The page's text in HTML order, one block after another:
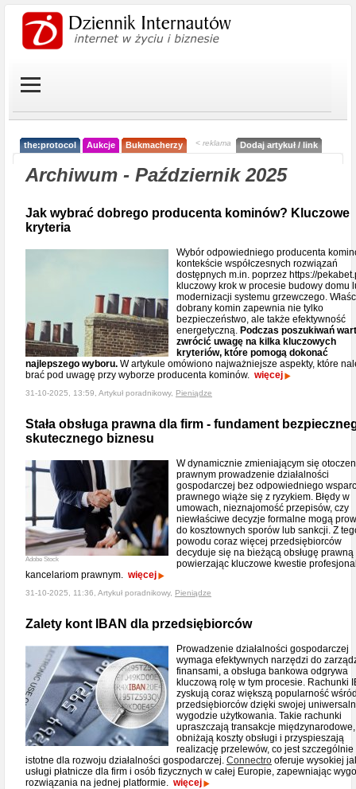
the:protocol Aukcje Bukmacherzy < reklama Dodaj artykuł / link
Archiwum - Październik 2025
Jak wybrać dobrego producenta kominów? Kluczowe
kryteria
Wybór odpowiedniego producenta
kontekście współczesnych rozwiązań
dostępnych m.in. poprzez https://
kluczowy krok w procesie budowy domu
modernizacji systemu grzewczego.
dobrany komin zapewnia nie tylko
bezpieczeństwo, ale także efektywność
energetyczną. Podczas poszukiwań
zwrócić uwagę na kilka kluczowych
kryteriów, które pomogą dokonać
najlepszego wyboru. W artykule omówiono najważniejsze aspekty, które
brać pod uwagę przy wyborze producenta kominów. więcej
31-10-2025, 13:59, Artykuł poradnikowy, Pieniądze
Stała obsługa prawna dla firm - fundament
skutecznego biznesu
Adobe Stock
W dynamicznie zmieniającym się
prawnym prowadzenie działalności
gospodarczej bez odpowiedniego
prawnego wiąże się z ryzykiem. Błędy w
umowach, nieznajomość przepisów, czy
niewłaściwe decyzje formalne mogą
do kosztownych sporów lub sankcji. Z
powodu coraz więcej przedsiębiorców
decyduje się na bieżącą obsługę prawną
powierzając kluczowe kwestie
kancelariom prawnym. więcej
31-10-2025, 11:36, Artykuł poradnikowy, Pieniądze
Zalety kont IBAN dla przedsiębiorców
Prowadzenie działalności gospodarczej
wymaga efektywnych narzędzi do
finansami, a obsługa bankowa odgrywa
kluczową rolę w tym procesie. Rachunki
zyskują coraz większą popularność
przedsiębiorców dzięki swojej
wygodzie użytkowania. Takie rachunki
upraszczają transakcje międzynarodowe,
obniżają koszty obsługi i przyspieszają
realizację przelewów, co jest szczególnie
istotne dla rozwoju działalności gospodarczej. Connectro oferuje wysokiej
usługi płatnicze dla firm i osób fizycznych w całej Europie, zapewniając
rozwiązania na jednej platformie. więcej